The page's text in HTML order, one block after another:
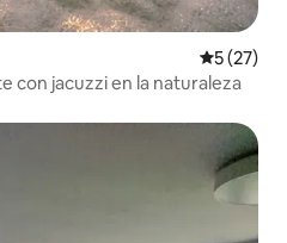
5 (27)
con jacuzzi en la naturaleza